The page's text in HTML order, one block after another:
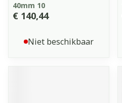
40mm 10
€ 140,44
Niet beschikbaar